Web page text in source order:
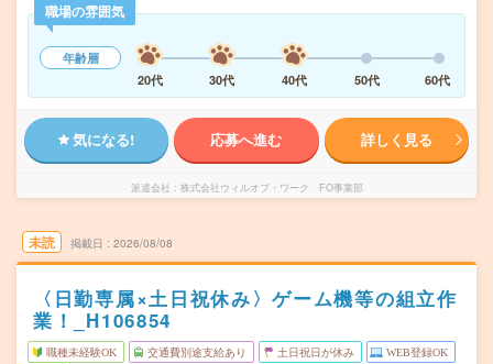
職場の雰囲気
年齢層
20代
30代 40代 50代 60代
気になる! 応募へ進む 詳しく見る
派遣会社 株式会社ウィルオブ・ワーク FO事業部
未読 掲載日 2026/08/08
〈日勤専属×土日祝休み〉ゲーム機等の組立作
業！_H106854
職種未経験OK 交通費別途支給あり 土日祝日が休み WEB登録OK